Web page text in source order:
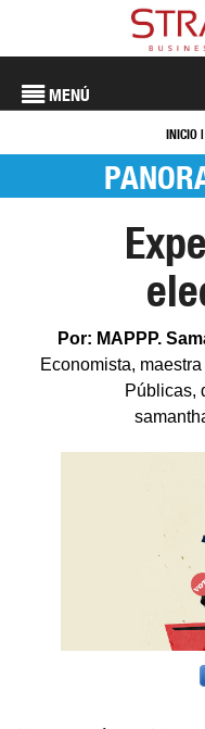
MENÚ
INICIO |
Por: MAPPP.
Economista,
Públicas,